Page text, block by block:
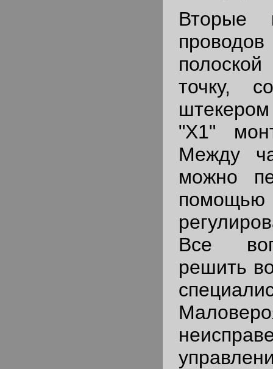
Вторые
точку,
"Х1"
Между
можно
Все
решить